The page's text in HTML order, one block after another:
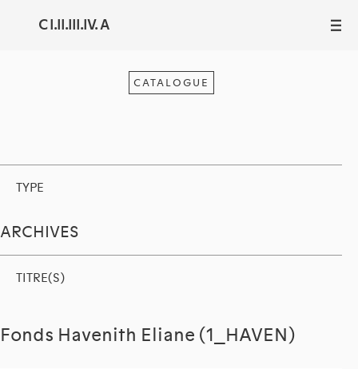
C I.II.III.IV. A III
CATALOGUE
TYPE
ARCHIVES
TITRE(S)
Fonds Havenith Eliane (1_HAVEN)